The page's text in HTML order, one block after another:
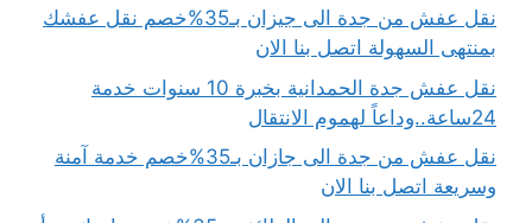
نقل عفش من جدة الى جيزان بـ35%خصم نقل عفشك
بمنتهى السهولة اتصل بنا الان
نقل عفش جدة الحمدانية بخبرة 10 سنوات خدمة
24ساعة..وداعاً لهموم الانتقال
نقل عفش من جدة الى جازان بـ35%خصم خدمة آمنة
وسريعة اتصل بنا الان